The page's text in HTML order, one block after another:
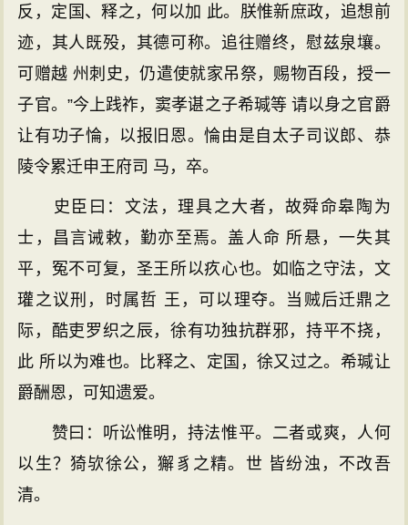
反，定国、释之，何以加 此。朕惟新庶政，追想前
迹，其人既殁，其德可称。追往赠终，慰兹泉壤。
可赠越 州刺史，仍遣使就家吊祭，赐物百段，授一
子官。”今上践祚，窦孝谌之子希瑊等 请以身之官爵
让有功子惀，以报旧恩。惀由是自太子司议郎、恭
陵令累迁申王府司 马，卒。
史臣曰：文法，理具之大者，故舜命皋陶为
士，昌言诫敕，勤亦至焉。盖人命 所悬，一失其
平，冤不可复，圣王所以疚心也。如临之守法，文
瓘之议刑，时属哲 王，可以理夺。当贼后迁鼎之
际，酷吏罗织之辰，徐有功独抗群邪，持平不挠，
此 所以为难也。比释之、定国，徐又过之。希瑊让
爵酬恩，可知遗爱。
赞曰：听讼惟明，持法惟平。二者或爽，人何
以生？猗欤徐公，獬豸之精。世 皆纷浊，不改吾
清。